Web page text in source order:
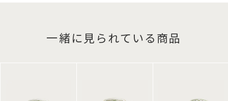
一緒に見られている商品